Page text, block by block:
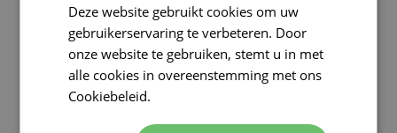
Deze website gebruikt cookies om uw
gebruikerservaring te verbeteren. Door
onze website te gebruiken, stemt u in met
alle cookies in overeenstemming met ons
Cookiebeleid.